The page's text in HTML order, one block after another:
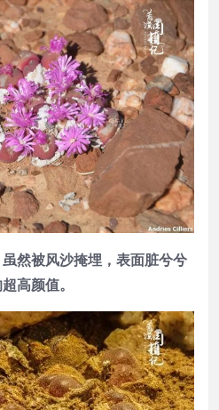
然被风沙掩埋，表面脏兮兮
高颜值。